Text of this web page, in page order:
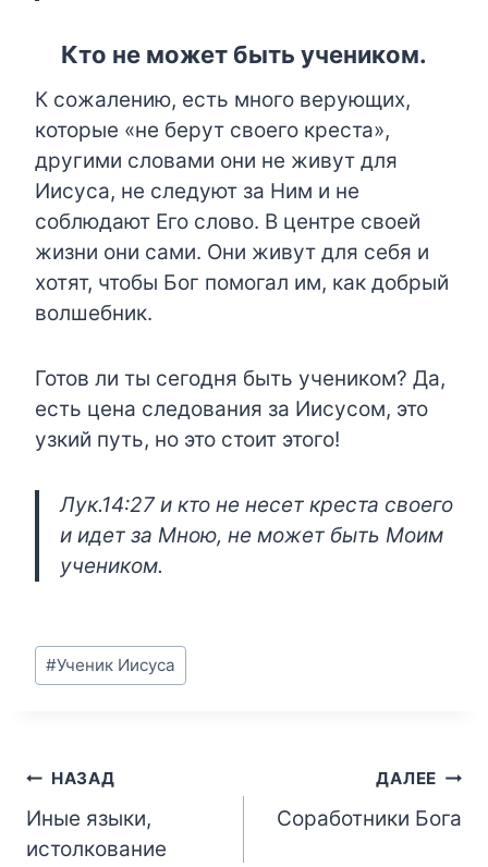
Кто не может быть учеником.
К сожалению, есть много верующих,
которые «не берут своего креста»,
другими словами они не живут для
Иисуса, не следуют за Ним и не
соблюдают Его слово. В центре своей
жизни они сами. Они живут для себя и
хотят, чтобы Бог помогал им, как добрый
волшебник.
Готов ли ты сегодня быть учеником? Да,
есть цена следования за Иисусом, это
узкий путь, но это стоит этого!
Лук.14:27 и кто не несет креста своего
и идет за Мною, не может быть Моим
учеником.
Метки
записи:
#Ученик Иисуса
Навигация
по
НАЗАД
Иные языки,
истолкование
ДАЛЕЕ
Соработники Бога